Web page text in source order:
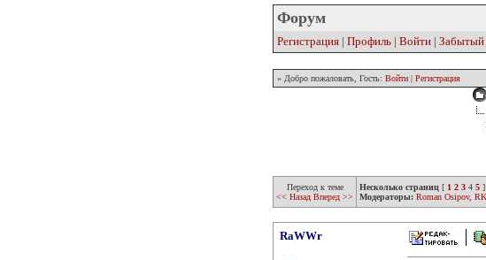
Форум
Регистрация | Профиль | Войти | Забытый
» Добро пожаловать, Гость: Войти | Регистрация
Переход к теме
<< Назад Вперед >>
Несколько страниц [ 1 2 3 4 5 ]
Модераторы: Roman Osipov,
RaWWr